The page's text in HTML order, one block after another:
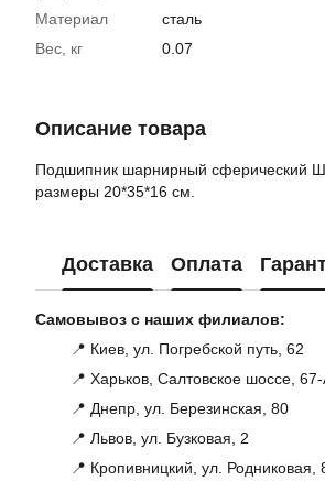
Материал
сталь
Вес, кг
0.07
Описание товара
Подшипник шарнирный сферический
размеры 20*35*16 см.
Доставка Оплата
Самовывоз с наших филиалов:
📍 Киев, ул. Погребской путь, 62
📍 Харьков, Салтовское шоссе,
📍 Днепр, ул. Березинская, 80
📍 Львов, ул. Бузковая, 2
📍 Кропивницкий, ул. Родниковая,